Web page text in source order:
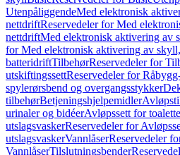
UtenpåliggendeMed elektronisk
nettdriftReservedeler for Med
nettdriftMed elektronisk aktivering av
for Med elektronisk aktivering av skyll,
batteridriftTilbehørReservedeler for
utskiftingssettReservedeler for
spylerørsbend og overgangsstykker
tilbehørBetjeningshjelpemidler
urinaler og bidéerAvløpssett for
utslagsvaskerReservedeler for
utslagsvaskerVannlåserReservedeler
VannlåserTilslutningsbender